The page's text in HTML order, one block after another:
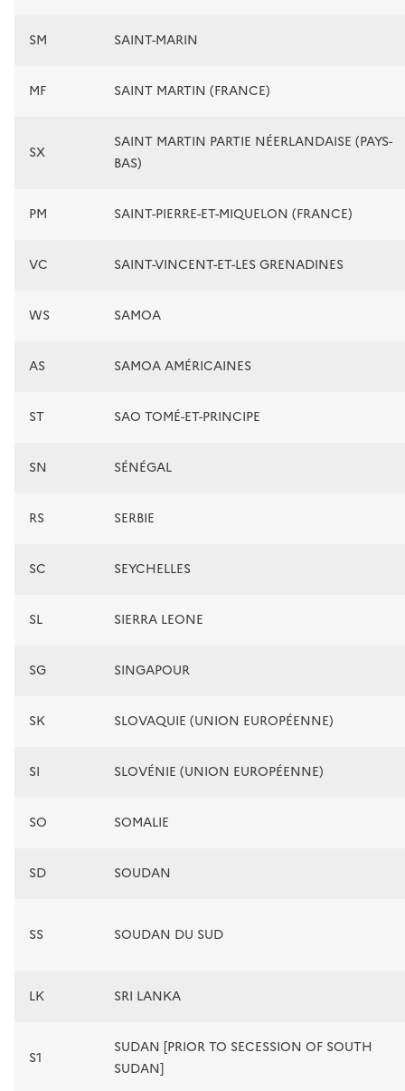
SM SAINT-MARIN
MF SAINT MARTIN (FRANCE)
SX
SAINT MARTIN PARTIE NÉERLANDAISE (PAYS-
BAS)
PM SAINT-PIERRE-ET-MIQUELON (FRANCE)
VC SAINT-VINCENT-ET-LES GRENADINES
WS SAMOA
AS SAMOA AMÉRICAINES
ST SAO TOMÉ-ET-PRINCIPE
SN SÉNÉGAL
RS SERBIE
SC SEYCHELLES
SL SIERRA LEONE
SG SINGAPOUR
SK SLOVAQUIE (UNION EUROPÉENNE)
SI SLOVÉNIE (UNION EUROPÉENNE)
SO SOMALIE
SD SOUDAN
SS SOUDAN DU SUD
LK SRI LANKA
S1
SUDAN [PRIOR TO SECESSION OF SOUTH
SUDAN]